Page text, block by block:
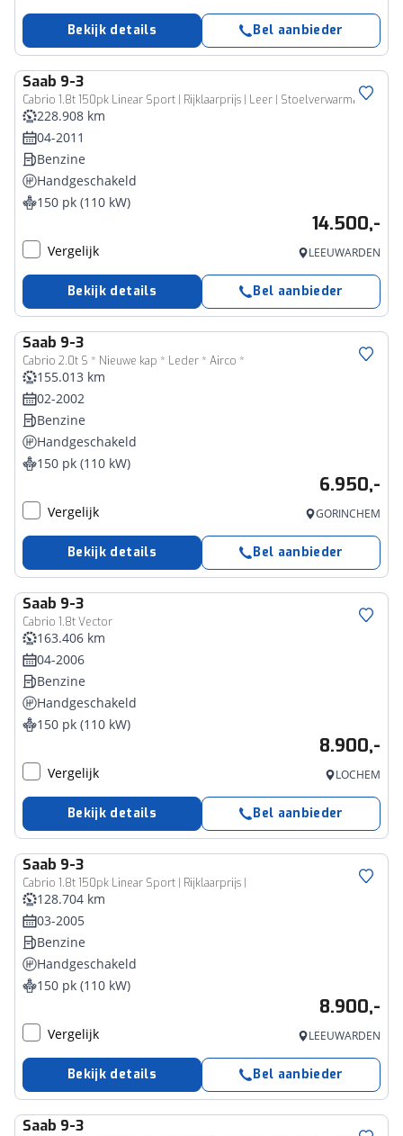
Bekijk details Bel aanbieder
Saab 9-3
Cabrio 1.8t 150pk Linear Sport | Rijklaarprijs | Leer | Stoelverwarming |
228.908 km
04-2011
Benzine
Handgeschakeld
150 pk (110 kW)
14.500,-
Vergelijk LEEUWARDEN
Bekijk details Bel aanbieder
Saab 9-3
Cabrio 2.0t S * Nieuwe kap * Leder * Airco *
155.013 km
02-2002
Benzine
Handgeschakeld
150 pk (110 kW)
6.950,-
Vergelijk GORINCHEM
Bekijk details Bel aanbieder
Saab 9-3
Cabrio 1.8t Vector
163.406 km
04-2006
Benzine
Handgeschakeld
150 pk (110 kW)
8.900,-
Vergelijk LOCHEM
Bekijk details Bel aanbieder
Saab 9-3
Cabrio 1.8t 150pk Linear Sport | Rijklaarprijs |
128.704 km
03-2005
Benzine
Handgeschakeld
150 pk (110 kW)
8.900,-
Vergelijk LEEUWARDEN
Bekijk details Bel aanbieder
Saab 9-3